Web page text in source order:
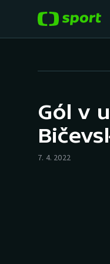
Hokej
Tenis
Gól v
7. 4. 2022